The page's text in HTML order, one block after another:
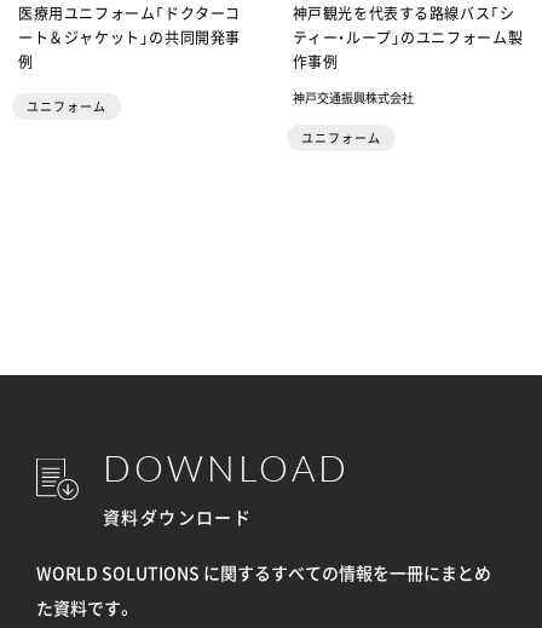
医療用ユニフォーム「ドクターコ
ート＆ジャケット」の共同開発事
例
ユニフォーム
神戸観光を代表する路線バス「シ
ティー・ループ」のユニフォーム製
作事例
神戸交通振興株式会社
ユニフォーム
DOWNLOAD
資料ダウンロード
WORLD SOLUTIONS に関するすべての情報を一冊にまとめ
た資料です。